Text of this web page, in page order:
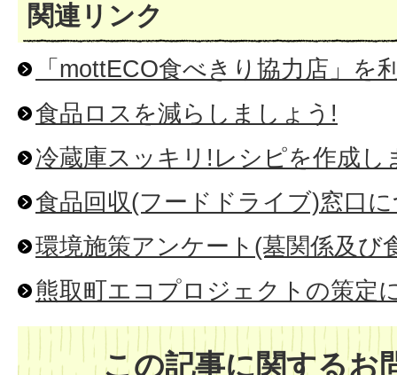
関連リンク
「mottECO食べきり協力店」を
食品ロスを減らしましょう!
冷蔵庫スッキリ!レシピを作成し
食品回収(フードドライブ)窓口
環境施策アンケート(墓関係及び
熊取町エコプロジェクトの策定
この記事に関するお